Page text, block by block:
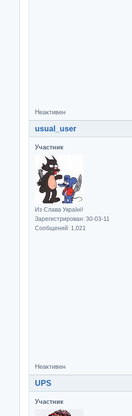
Неактивен
usual_user
Участник
Из Слава Україні!
Зарегистрирован: 30-03-11
Сообщений: 1,021
Неактивен
UPS
Участник